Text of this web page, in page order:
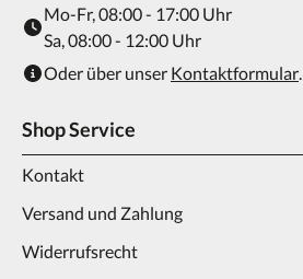
Mo-Fr, 08:00 - 17:00 Uhr
Sa, 08:00 - 12:00 Uhr
Oder über unser Kontaktformular.
Shop Service
Kontakt
Versand und Zahlung
Widerrufsrecht